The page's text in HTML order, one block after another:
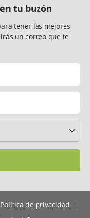
tu buzón
tener las mejores
un correo que te
Política de privacidad